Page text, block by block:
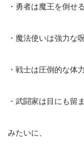
・勇者は魔王を倒せ
・魔法使いは強力な
・戦士は圧倒的な体
・武闘家は目にも留
みたいに、